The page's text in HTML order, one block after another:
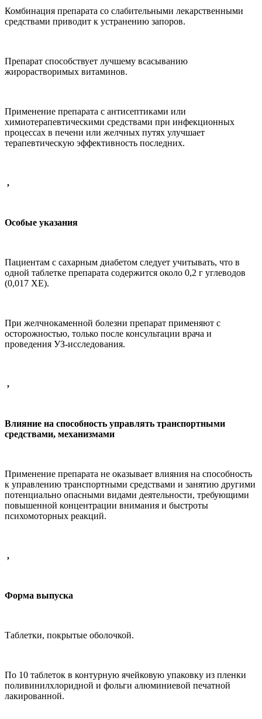
Комбинация препарата со слабительными лекарственными
средствами приводит к устранению запоров.
Препарат способствует лучшему всасыванию
жирорастворимых витаминов.
Применение препарата с антисептиками или
химиотерапевтическими средствами при инфекционных
процессах в печени или желчных путях улучшает
терапевтическую эффективность последних.
,
Особые указания
Пациентам с сахарным диабетом следует учитывать, что в
одной таблетке препарата содержится около 0,2 г углеводов
(0,017 ХЕ).
При желчнокаменной болезни препарат применяют с
осторожностью, только после консультации врача и
проведения УЗ-исследования.
,
Влияние на способность управлять транспортными
средствами, механизмами
Применение препарата не оказывает влияния на способность
к управлению транспортными средствами и занятию другими
потенциально опасными видами деятельности, требующими
повышенной концентрации внимания и быстроты
психомоторных реакций.
,
Форма выпуска
Таблетки, покрытые оболочкой.
По 10 таблеток в контурную ячейковую упаковку из пленки
поливинилхлоридной и фольги алюминиевой печатной
лакированной.